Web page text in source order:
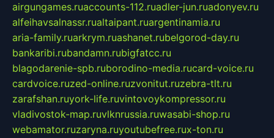
airgungames.ruaccounts-112.ruadler-jun.ruadonyev.ru
alfeihavsalnassr.rualtaipant.ruargentinamia.ru
aria-family.ruarkrym.ruashanet.rubelgorod-day.ru
bankaribi.rubandamn.rubigfatcc.ru
blagodarenie-spb.ruborodino-media.rucard-voice.ru
cardvoice.ruzed-online.ruzvonitut.ruzebra-tlt.ru
zarafshan.ruyork-life.ruvintovoykompressor.ru
vladivostok-map.ruvlknrussia.ruwasabi-shop.ru
webamator.ruzaryna.ruyoutubefree.rux-ton.ru